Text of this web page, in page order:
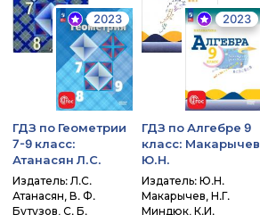
2023
ГДЗ по Геометрии
7-9 класс:
Атанасян Л.С.
Издатель: Л.С.
Атанасян, В. Ф.
Бутузов, С. Б.
2023
ГДЗ по Алгебре 9
класс: Макарычев
Ю.Н.
Издатель: Ю.Н.
Макарычев, Н.Г.
Миндюк, К.И.